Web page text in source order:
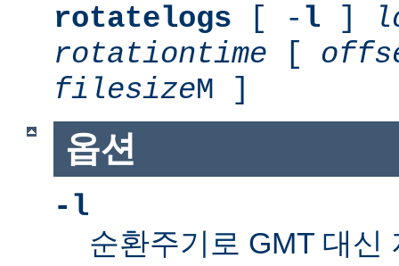
rotatelogs [ - l ]
rotationtime [
filesizeM ]
옵션
-l
순환주기로 GMT 대신